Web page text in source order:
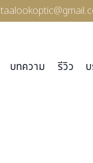
บทความ รีวิว